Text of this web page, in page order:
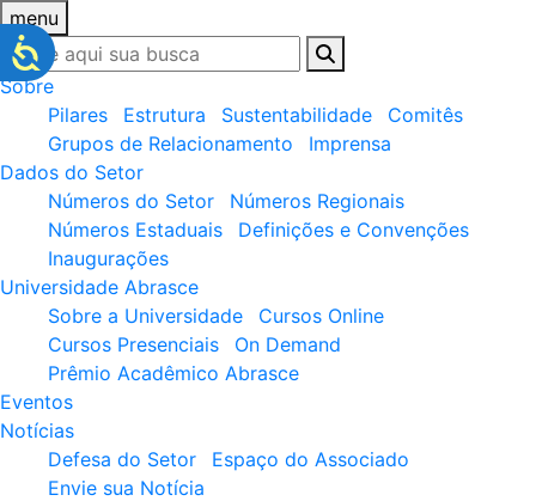
menu
Sobre
Pilares
Estrutura Sustentabilidade
Comitês
Grupos de Relacionamento
Imprensa
Dados do Setor
Números do Setor
Números Regionais
Números Estaduais
Definições e Convenções
Inaugurações
Universidade Abrasce
Sobre a Universidade
Cursos Online
Cursos Presenciais
On Demand
Prêmio Acadêmico Abrasce
Eventos
Notícias
Defesa do Setor
Espaço do Associado
Envie sua Notícia